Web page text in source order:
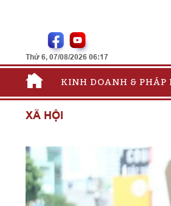
Thứ 6, 07/08/2026 06:17
KINH DOANH & PHÁP
XÃ HỘI